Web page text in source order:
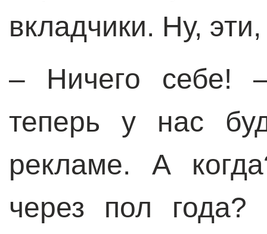
вкладчики. Ну,
– Ничего себе!
теперь у нас
рекламе. А
через пол